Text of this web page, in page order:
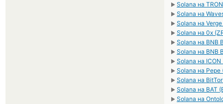
► Solana на
► Solana на
► Solana на Verge
► Solana на 0x
► Solana на BNB
► Solana на BNB
► Solana на ICON
► Solana на Pepe
► Solana на
► Solana на BAT
► Solana на